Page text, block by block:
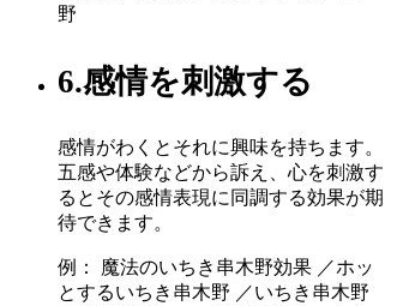
野
6.感情を刺激する
感情がわくとそれに興味を持ちます。
五感や体験などから訴え、心を刺激す
るとその感情表現に同調する効果が期
待できます。
例： 魔法のいちき串木野効果 ／ホッ
とするいちき串木野 ／いちき串木野